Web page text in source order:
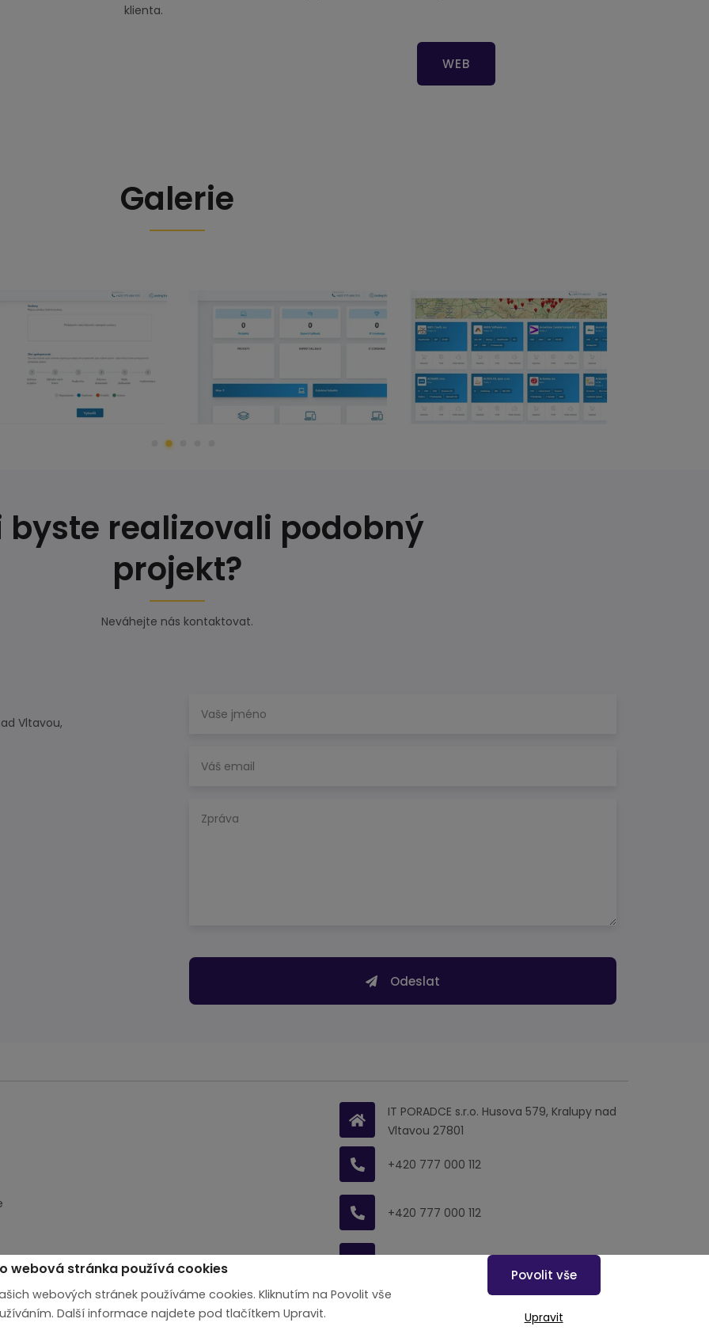
webová stránka používá cookies
webových stránek používáme cookies. Kliknutím na Povolit vše
Další informace najdete pod tlačítkem Upravit.
Povolit vše
Upravit
klienta.
WEB
Galerie
byste realizovali podobný
projekt?
Neváhejte nás kontaktovat.
Vltavou,
Odeslat
IT PORADCE s.r.o. Husova 579, Kralupy nad
Vltavou 27801
+420 777 000 112
+420 777 000 112
Nastavení cookies
© Endevel s. r. o. 2026